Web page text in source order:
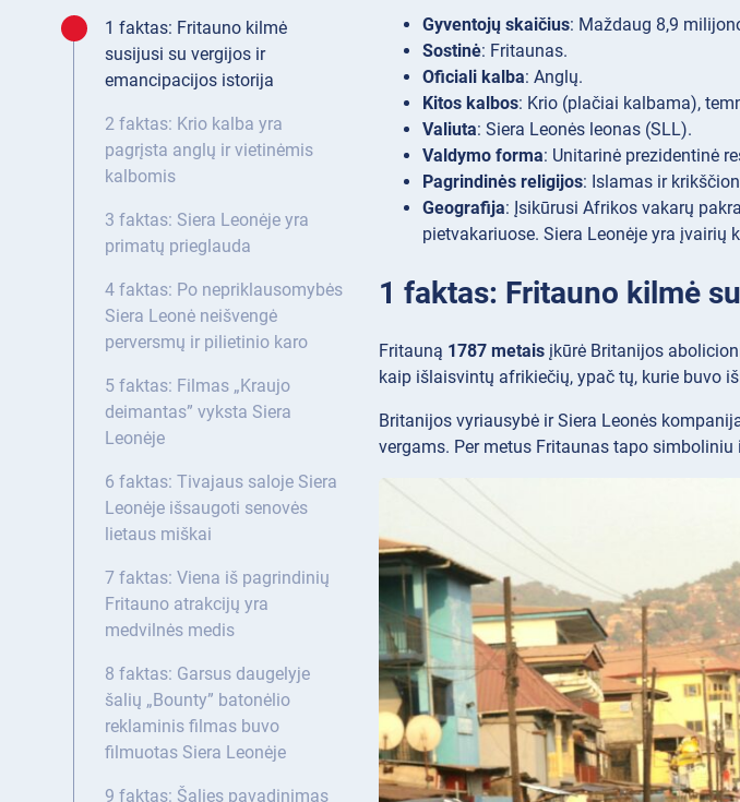
1 faktas: Fritauno kilmė
susijusi su vergijos ir
emancipacijos istorija
2 faktas: Krio kalba yra
pagrįsta anglų ir vietinėmis
kalbomis
3 faktas: Siera Leonėje yra
primatų prieglauda
4 faktas: Po nepriklausomybės
Siera Leonė neišvengė
perversmų ir pilietinio karo
5 faktas: Filmas „Kraujo
deimantas” vyksta Siera
Leonėje
6 faktas: Tivajaus saloje Siera
Leonėje išsaugoti senovės
lietaus miškai
7 faktas: Viena iš pagrindinių
Fritauno atrakcijų yra
medvilnės medis
8 faktas: Garsus daugelyje
šalių „Bounty” batonėlio
reklaminis filmas buvo
filmuotas Siera Leonėje
9 faktas: Šalies pavadinimas
Gyventojų skaičius: Maždaug 8,9
Sostinė: Fritaunas.
Oficiali kalba: Anglų.
Kitos kalbos: Krio (plačiai kalbama),
Valiuta: Siera Leonės leonas (SLL).
Valdymo forma: Unitarinė prezidentinė
Pagrindinės religijos: Islamas ir
Geografija: Įsikūrusi Afrikos vakarų
pietvakariuose. Siera Leonėje yra
1 faktas: Fritauno kilmė
Fritauną 1787 metais įkūrė Britanijos
kaip išlaisvintų afrikiečių, ypač tų, kurie buvo
Britanijos vyriausybė ir Siera Leonės
vergams. Per metus Fritaunas tapo